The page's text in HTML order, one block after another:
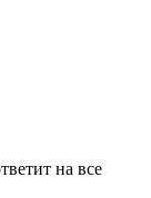
на все